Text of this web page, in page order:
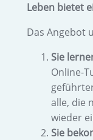
Leben bietet
Das Angebot
Sie
Online-
alle, die
wieder
Sie